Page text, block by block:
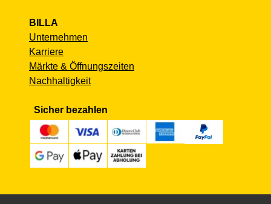
BILLA
Unternehmen
Karriere
Märkte & Öffnungszeiten
Nachhaltigkeit
Sicher bezahlen